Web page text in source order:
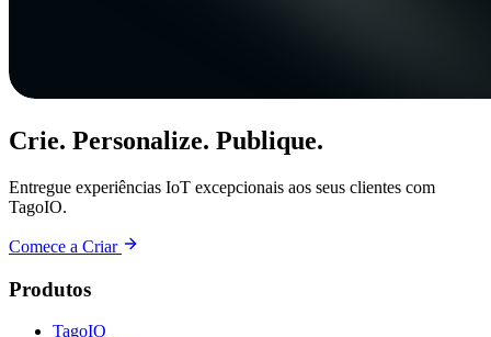
Crie. Personalize. Publique.
Entregue experiências IoT excepcionais aos seus clientes com
TagoIO.
Comece a Criar
Produtos
TagoIO